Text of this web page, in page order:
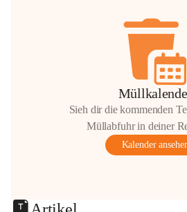
Sieh dir die kommenden
Müllabfuhr in deiner
Kalender